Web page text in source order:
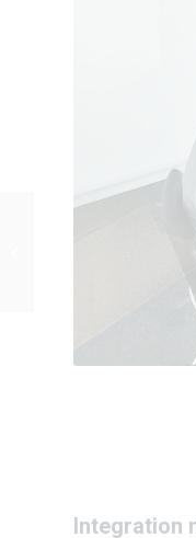
Integration